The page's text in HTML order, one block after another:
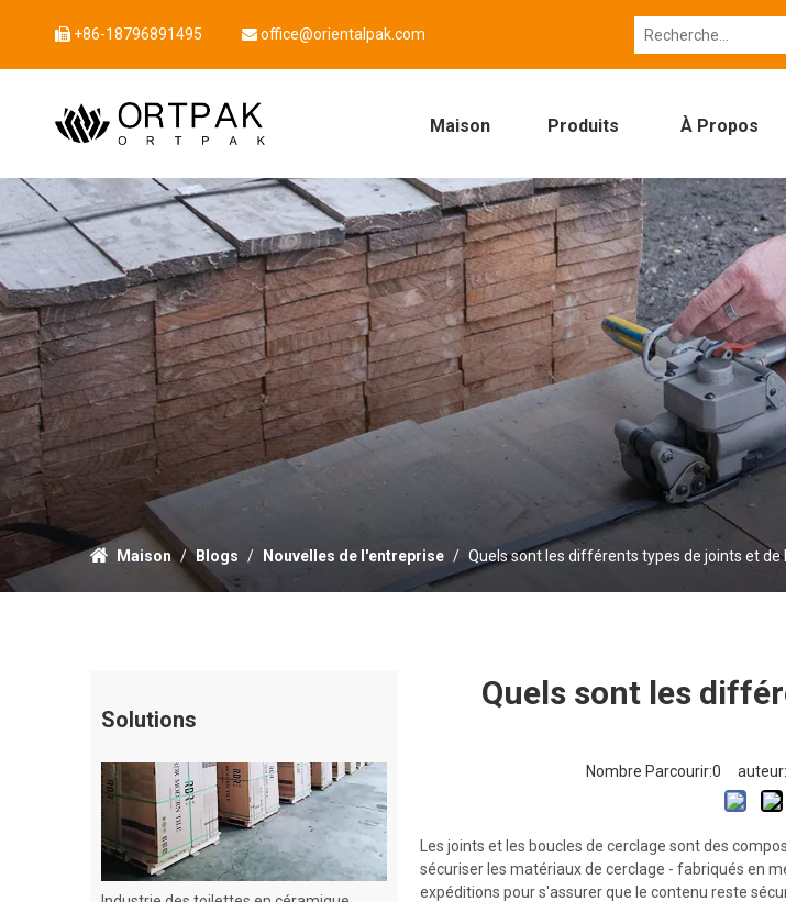
 +86-18796891495  office@orientalpak.com
Maison Produits À Propos
Maison / Blogs / Nouvelles de l'entreprise / Quels sont les différents types de joints et de
Solutions
Industrie des toilettes en céramique
Quels sont les
Nombre Parcourir:0
Les joints et les boucles de cerclage sont des
sécuriser les matériaux de cerclage - fabriqués en
expéditions pour s'assurer que le contenu reste